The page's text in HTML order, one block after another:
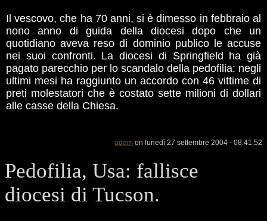
Il vescovo, che ha 70 anni, si è dimesso in febbraio al
nono anno di guida della diocesi dopo che un
quotidiano aveva reso di dominio publico le accuse
nei suoi confronti. La diocesi di Springfield ha già
pagato parecchio per lo scandalo della pedofilia: negli
ultimi mesi ha raggiunto un accordo con 46 vittime di
preti molestatori che è costato sette milioni di dollari
alle casse della Chiesa.
adam on lunedì 27 settembre 2004 - 08:41:52
Pedofilia, Usa: fallisce
diocesi di Tucson.